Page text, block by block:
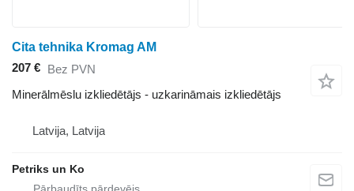
Cita tehnika Kromag AM
207 € Bez PVN
Minerālmēslu izkliedētājs - uzkarināmais izkliedētājs
Latvija, Latvija
Petriks un Ko